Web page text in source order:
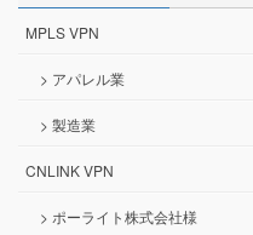
MPLS VPN
> アパレル業
> 製造業
CNLINK VPN
> ポーライト株式会社様